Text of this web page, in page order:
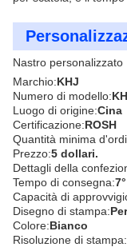
Nastro personalizzato
Marchio:KHJ
Numero di modello:
Luogo di origine:Cina
Certificazione:ROSH
Quantità minima
Prezzo:5 dollari.
Dettagli della
Tempo di consegna:
Capacità di
Disegno di stampa:
Colore:Bianco
Risoluzione di stampa: